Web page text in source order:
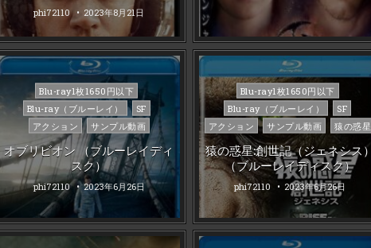
phi72110 2023年8月21日
Posted
in
Blu-ray1枚1650円以下
Blu-ray（ブルーレイ）
SF
アクション
サンプル動画
オブリビオン （ブルーレイディ
スク）
phi72110 2023年6月26日
Posted
in
Blu-ray1枚1650円以下
Blu-ray（ブルーレイ）
SF
アクション
サンプル動画 猿の惑星
猿の惑星:創世記（ジェネシス）
（ブルーレイディスク）
phi72110 2023年6月26日